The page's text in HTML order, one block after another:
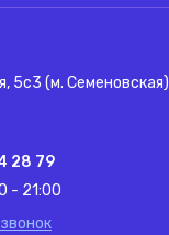
5с3 (м. Семеновская)
28 79
- 21:00